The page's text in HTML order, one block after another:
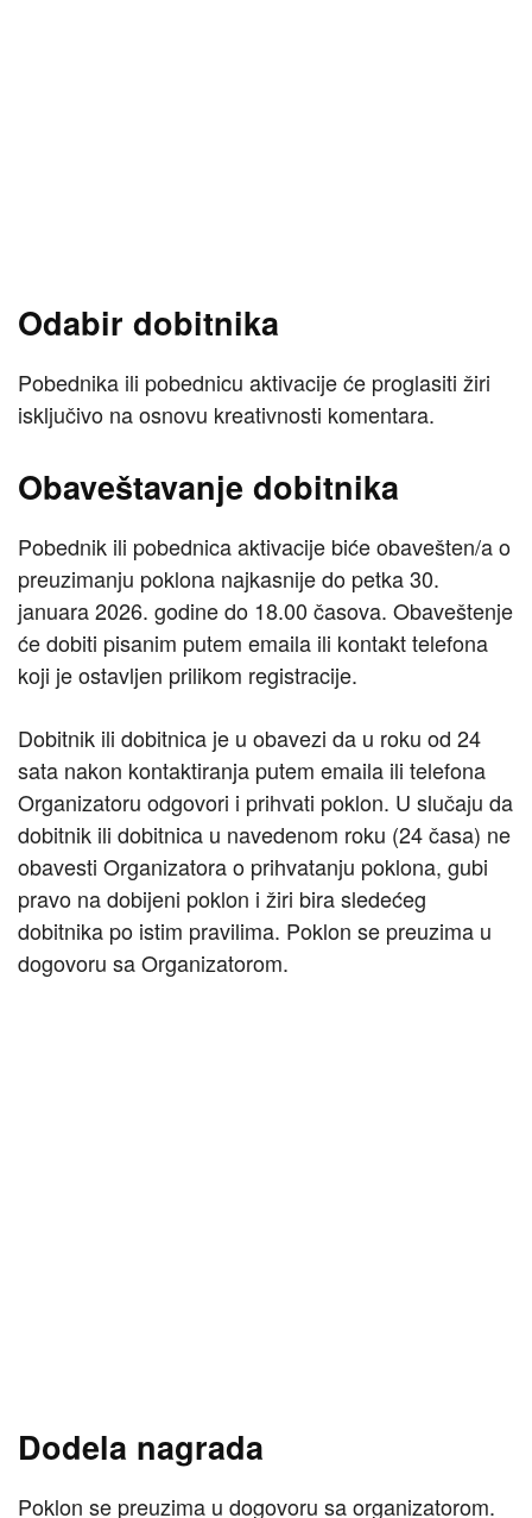
Odabir dobitnika
Pobednika ili pobednicu aktivacije će proglasiti žiri
isključivo na osnovu kreativnosti komentara.
Obaveštavanje dobitnika
Pobednik ili pobednica aktivacije biće obavešten/a o
preuzimanju poklona najkasnije do petka 30.
januara 2026. godine do 18.00 časova. Obaveštenje
će dobiti pisanim putem emaila ili kontakt telefona
koji je ostavljen prilikom registracije.
Dobitnik ili dobitnica je u obavezi da u roku od 24
sata nakon kontaktiranja putem emaila ili telefona
Organizatoru odgovori i prihvati poklon. U slučaju da
dobitnik ili dobitnica u navedenom roku (24 časa) ne
obavesti Organizatora o prihvatanju poklona, gubi
pravo na dobijeni poklon i žiri bira sledećeg
dobitnika po istim pravilima. Poklon se preuzima u
dogovoru sa Organizatorom.
Dodela nagrada
Poklon se preuzima u dogovoru sa organizatorom.